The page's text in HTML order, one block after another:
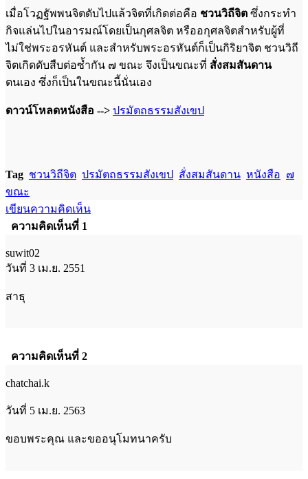
เมื่อโวฏฐัพพนจิตดับไปแล้วจิตที่เกิดต่อคือ ชวนวิถีจิต ซึ่งกระทำ
กิจแล่นไปในอารมณ์โดยเป็นกุศลจิต หรืออกุศลจิตสำหรับผู้ที่
ไม่ใช่พระอรหันต์ และสำหรับพระอรหันต์ก็เป็นกิริยาจิต ชวนวิถี
จิตเกิดดับสืบต่อซ้ำกัน ๗ ขณะ จึงเป็นขณะที่ สั่งสมสันดาน
ตนเอง ซึ่งก็เป็นในขณะนี้นั่นเอง
ดาวน์โหลดหนังสือ --> ปรมัตถธรรมสังเขป
Tag ชวนวิถีจิต ปรมัตถธรรมสังเขป สั่งสมสันดาน หนังสือ ๗
ขณะ
เขียนความคิดเห็น
ความคิดเห็นที่ 1
suwit02
วันที่ 3 เม.ย. 2551
สาธุ
ความคิดเห็นที่ 2
chatchai.k
วันที่ 5 เม.ย. 2563
ขอบพระคุณ และขออนุโมทนาครับ